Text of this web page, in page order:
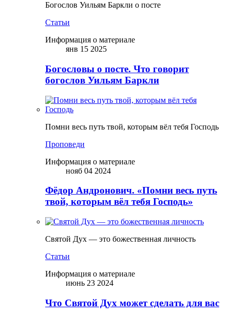
Богослов Уильям Баркли о посте
Статьи
Информация о материале
янв 15 2025
Богословы о посте. Что говорит
богослов Уильям Баркли
Помни весь путь твой, которым вёл тебя Господь
Проповеди
Информация о материале
нояб 04 2024
Фёдор Андронович. «Помни весь путь
твой, которым вёл тебя Господь»
Святой Дух — это божественная личность
Статьи
Информация о материале
июнь 23 2024
Что Святой Дух может сделать для вас